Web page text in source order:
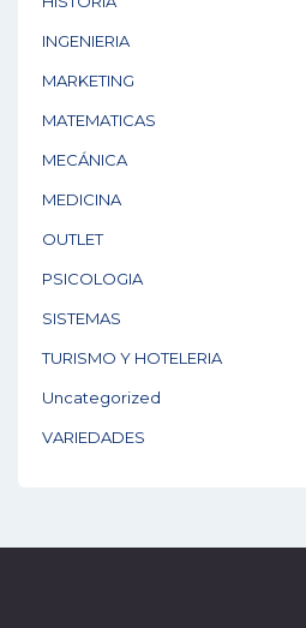
INGENIERIA
MARKETING
MATEMATICAS
MECÁNICA
MEDICINA
OUTLET
PSICOLOGIA
SISTEMAS
TURISMO Y HOTELERIA
Uncategorized
VARIEDADES